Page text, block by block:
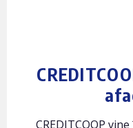
CREDITCOOP